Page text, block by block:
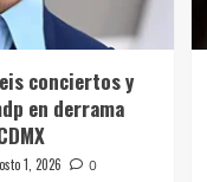
conciertos y
en derrama
1, 2026 0